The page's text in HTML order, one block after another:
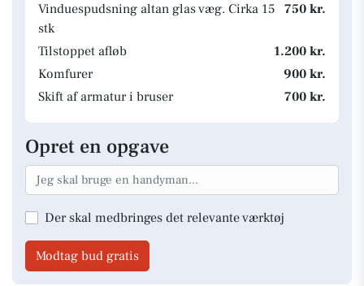
Vinduespudsning altan glas væg. Cirka 15
stk
750 kr.
Tilstoppet afløb
1.200 kr.
Komfurer
900 kr.
Skift af armatur i bruser
700 kr.
Opret en opgave
Der skal medbringes det relevante værktøj
Modtag bud gratis